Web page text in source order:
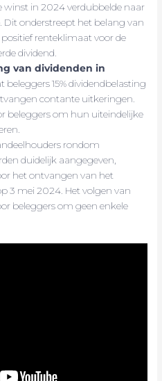
winst in 2024 verdubbelde naar
Dit onderstreept het belang van
renteklimaat voor de
dividend.
van dividenden in
beleggers 15% dividendbelasting
contante uitkeringen.
beleggers om hun uiteindelijke
rondom
duidelijk aangegeven,
het ontvangen van het
3 mei 2024. Het volgen van
beleggers om geen enkele